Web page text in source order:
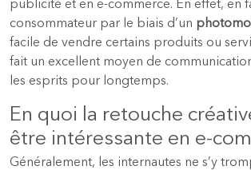
publicité et en e-commerce. En effet, en
consommateur par le biais d’un
facile de vendre certains produits ou
fait un excellent moyen de
les esprits pour longtemps.
En quoi la retouche
être intéressante en e-
Généralement, les internautes ne s’y